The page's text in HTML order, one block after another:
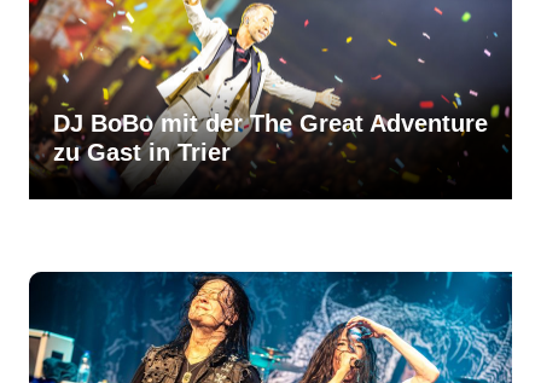
DJ BoBo mit der The Great Adventure
zu Gast in Trier